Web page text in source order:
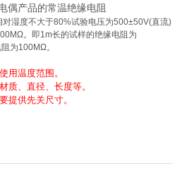
偶产品的常温绝缘电阻
湿度不大于80%试验电压为500±50V(直流)
。即1m长的试样的绝缘电阻为
为100MΩ。
用温度范围。
质、直径、长度等。
提供先关尺寸。